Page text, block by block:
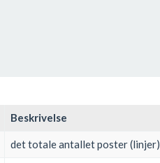
Beskrivelse
det totale antallet poster (linjer)